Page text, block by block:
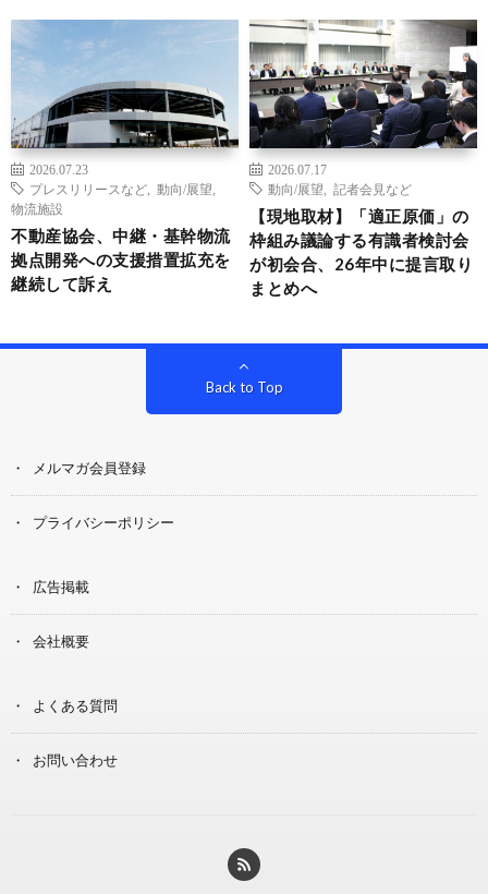
2026.07.23
プレスリリースなど
動向/展望
物流施設
不動産協会、中継・基幹物流
拠点開発への支援措置拡充を
継続して訴え
2026.07.17
動向/展望
記者会見など
【現地取材】「適正原価」の
枠組み議論する有識者検討会
が初会合、26年中に提言取り
まとめへ
Back to Top
メルマガ会員登録
プライバシーポリシー
広告掲載
会社概要
よくある質問
お問い合わせ